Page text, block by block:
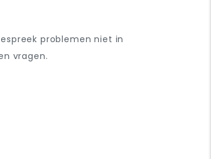
problemen niet in
vragen.